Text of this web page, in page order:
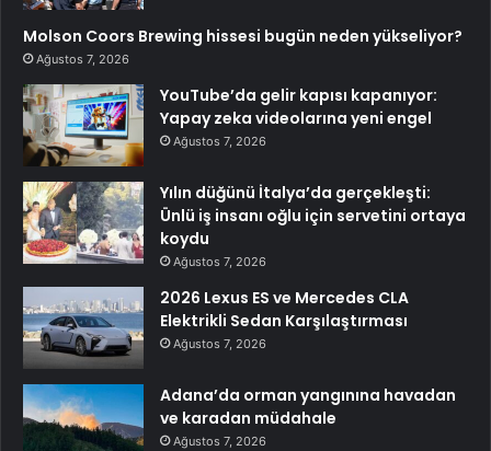
Molson Coors Brewing hissesi bugün neden yükseliyor?
Ağustos 7, 2026
YouTube’da gelir kapısı kapanıyor:
Yapay zeka videolarına yeni engel
Ağustos 7, 2026
Yılın düğünü İtalya’da gerçekleşti:
Ünlü iş insanı oğlu için servetini ortaya
koydu
Ağustos 7, 2026
2026 Lexus ES ve Mercedes CLA
Elektrikli Sedan Karşılaştırması
Ağustos 7, 2026
Adana’da orman yangınına havadan
ve karadan müdahale
Ağustos 7, 2026